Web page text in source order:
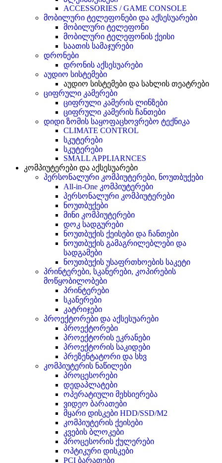
ACCESSORIES / GAME CONSOLE
მობილური ტელეფონები და აქსესუარები
მობილური ტელეფონი
მობილური ტელეფონის ქეისი
საათის სამაჯურები
დრონები
დრონის აქსესუარები
აუდიო სისტემები
აუდიო სისტემები და სახლის თეატრები
ციფრული კამერები
ციფრული კამერის ლინზები
ციფრული კამერის ჩანთები
დიდი ზომის საყოფაცხოვრებო ტექნიკა
CLIMATE CONTROL
სკუტერები
სკუტერები
SMALL APPLIARNCES
კომპიუტერები და აქსესუარები
პერსონალური კომპიუტერები, ნოუთბუქები
All-in-One კომპიუტერები
პერსონალური კომპიუტერები
ნოუთბუქები
მინი კომპიუტერები
დოკ სადგურები
ნოუთბუქის ქეისები და ჩანთები
ნოუთბუქის გამაგრილებლები და
სადგამები
ნოუთბუქის უსაფრთხოების საკეტი
პრინტერები, სკანერები, კოპირების
მოწყობილობები
პრინტერები
სკანერები
კატრიჯები
პროექტორები და აქსესუარები
პროექტორები
პროექტორის ეკრანები
პროექტორის საკიდები
პრეზენტატორი და სხვ
კომპიუტერის ნაწილები
პროცესორები
დედაპლატები
ოპერატიული მეხსიერება
ვიდეო ბარათები
მყარი დისკები HDD/SSD/M2
კომპიუტერის ქეისები
კვების ბლოკები
პროცესორის ქულერები
ოპტიკური დისკები
PCI ბარათები